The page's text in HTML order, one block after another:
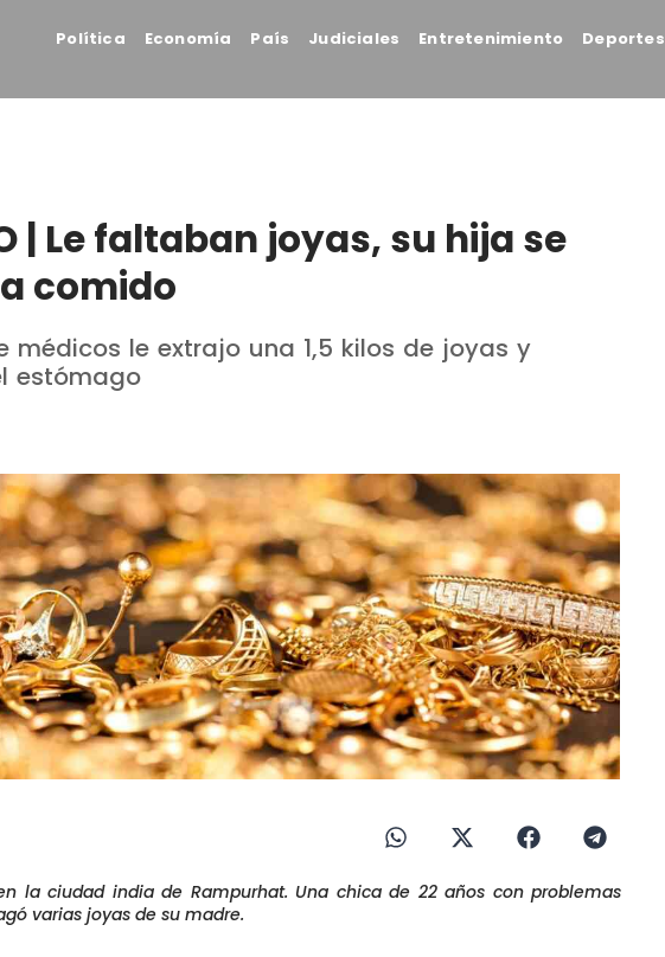
Política Economía País Judiciales Entretenimiento Deportes
| Le faltaban joyas, su hija se
comido
médicos le extrajo una 1,5 kilos de joyas y
estómago
la ciudad india de Rampurhat. Una chica de 22 años con problemas
varias joyas de su madre.